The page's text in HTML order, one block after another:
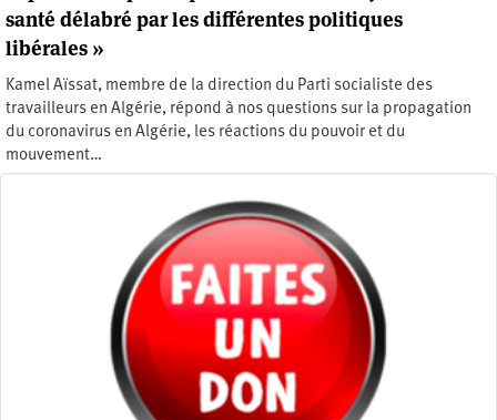
santé délabré par les différentes politiques
libérales »
Kamel Aïssat, membre de la direction du Parti socialiste des
travailleurs en Algérie, répond à nos questions sur la propagation
du coronavirus en Algérie, les réactions du pouvoir et du
mouvement…